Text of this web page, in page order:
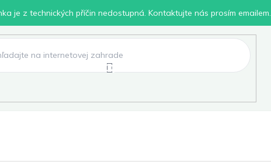
je z technických příčin nedostupná. Kontaktujte nás prosím emailem.